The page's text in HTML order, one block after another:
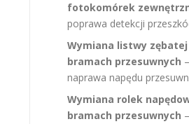
fotokomórek
poprawa detekcji
Wymiana listwy
bramach przesuwnych
naprawa napędu
Wymiana rolek
bramach przesuwnych